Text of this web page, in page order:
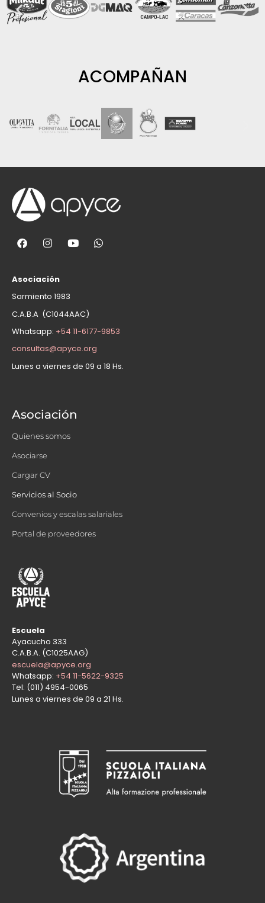
ACOMPAÑAN
Asociación
Sarmiento 1983
C.A.B.A (C1044AAC)
Whatsapp: +54 11-6177-9853
consultas@apyce.org
Lunes a viernes de 09 a 18 Hs.
Asociación
Quienes somos
Asociarse
Cargar CV
Servicios al Socio
Convenios y escalas salariales
Portal de proveedores
Escuela
Ayacucho 333
C.A.B.A. (C1025AAG)
escuela@apyce.org
Whatsapp: +54 11-5622-9325
Tel: (011) 4954-0065
Lunes a viernes de 09 a 21 Hs.